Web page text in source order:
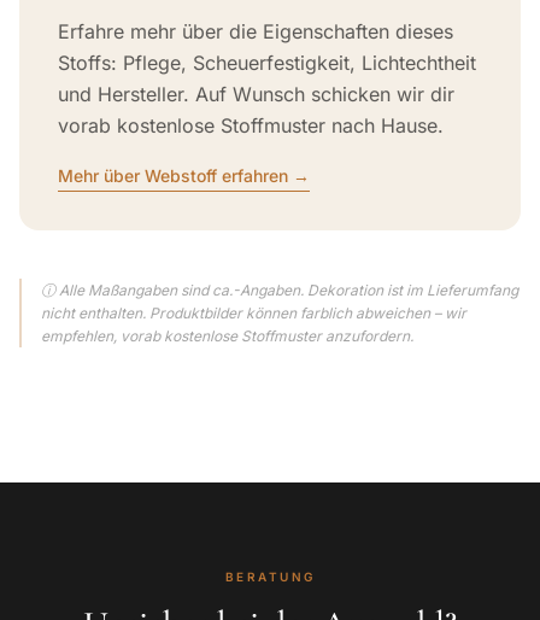
Erfahre mehr über die Eigenschaften dieses
Stoffs: Pflege, Scheuerfestigkeit, Lichtechtheit
und Hersteller. Auf Wunsch schicken wir dir
vorab kostenlose Stoffmuster nach Hause.
Mehr über Webstoff erfahren →
ⓘ Alle Maßangaben sind ca.-Angaben. Dekoration ist im Lieferumfang
nicht enthalten. Produktbilder können farblich abweichen – wir
empfehlen, vorab kostenlose Stoffmuster anzufordern.
BERATUNG